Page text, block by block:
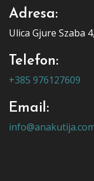
Adresa:
Ulica Gjure Szaba
Telefon:
+385 976127609
Email: